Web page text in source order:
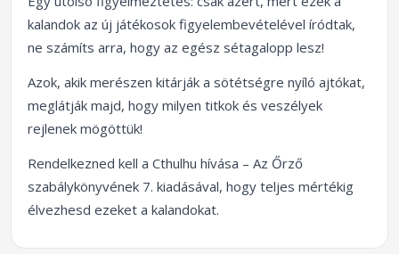
kalandok az új játékosok figyelembevételével íródtak,
ne számíts arra, hogy az egész sétagalopp lesz!
Azok, akik merészen kitárják a sötétségre nyíló ajtókat,
meglátják majd, hogy milyen titkok és veszélyek
rejlenek mögöttük!
Rendelkezned kell a Cthulhu hívása – Az Őrző
szabálykönyvének 7. kiadásával, hogy teljes mértékig
élvezhesd ezeket a kalandokat.